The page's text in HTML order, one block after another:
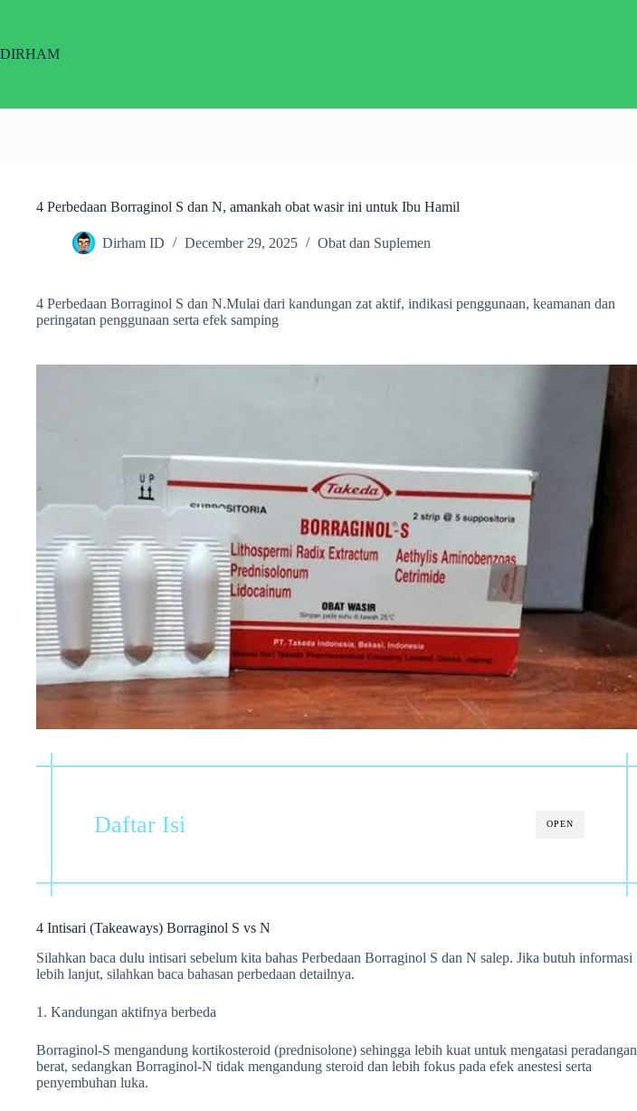
DIRHAM
4 Perbedaan Borraginol S dan N, amankah obat wasir ini untuk Ibu Hamil
Dirham ID December 29, 2025 Obat dan Suplemen
4 Perbedaan Borraginol S dan N.Mulai dari kandungan zat aktif, indikasi penggunaan, keamanan dan
peringatan penggunaan serta efek samping
OPEN
Daftar Isi
4 Intisari (Takeaways) Borraginol S vs N
Silahkan baca dulu intisari sebelum kita bahas Perbedaan Borraginol S dan N salep. Jika butuh informasi
lebih lanjut, silahkan baca bahasan perbedaan detailnya.
1. Kandungan aktifnya berbeda
Borraginol-S mengandung kortikosteroid (prednisolone) sehingga lebih kuat untuk mengatasi peradangan
berat, sedangkan Borraginol-N tidak mengandung steroid dan lebih fokus pada efek anestesi serta
penyembuhan luka.